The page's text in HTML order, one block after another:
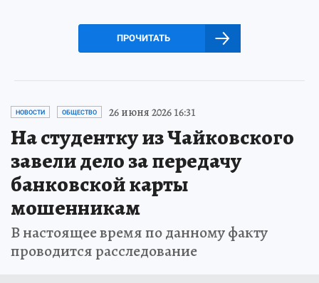
ПРОЧИТАТЬ
НОВОСТИ ОБЩЕСТВО 26 июня 2026 16:31
На студентку из Чайковского
завели дело за передачу
банковской карты
мошенникам
В настоящее время по данному факту
проводится расследование